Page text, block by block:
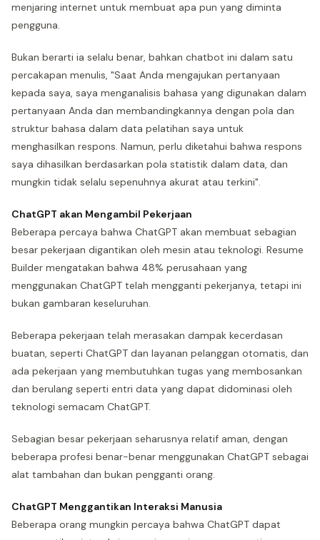
menjaring internet untuk membuat apa pun yang diminta
pengguna.
Bukan berarti ia selalu benar, bahkan chatbot ini dalam satu
percakapan menulis, "Saat Anda mengajukan pertanyaan
kepada saya, saya menganalisis bahasa yang digunakan dalam
pertanyaan Anda dan membandingkannya dengan pola dan
struktur bahasa dalam data pelatihan saya untuk
menghasilkan respons. Namun, perlu diketahui bahwa respons
saya dihasilkan berdasarkan pola statistik dalam data, dan
mungkin tidak selalu sepenuhnya akurat atau terkini".
ChatGPT akan Mengambil Pekerjaan
Beberapa percaya bahwa ChatGPT akan membuat sebagian
besar pekerjaan digantikan oleh mesin atau teknologi. Resume
Builder mengatakan bahwa 48% perusahaan yang
menggunakan ChatGPT telah mengganti pekerjanya, tetapi ini
bukan gambaran keseluruhan.
Beberapa pekerjaan telah merasakan dampak kecerdasan
buatan, seperti ChatGPT dan layanan pelanggan otomatis, dan
ada pekerjaan yang membutuhkan tugas yang membosankan
dan berulang seperti entri data yang dapat didominasi oleh
teknologi semacam ChatGPT.
Sebagian besar pekerjaan seharusnya relatif aman, dengan
beberapa profesi benar-benar menggunakan ChatGPT sebagai
alat tambahan dan bukan pengganti orang.
ChatGPT Menggantikan Interaksi Manusia
Beberapa orang mungkin percaya bahwa ChatGPT dapat